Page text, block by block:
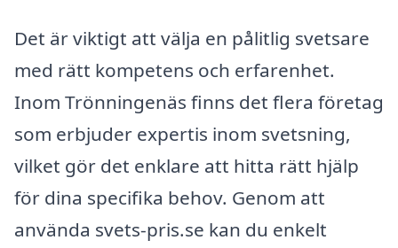
Det är viktigt att välja en pålitlig svetsare
med rätt kompetens och erfarenhet.
Inom Trönningenäs finns det flera företag
som erbjuder expertis inom svetsning,
vilket gör det enklare att hitta rätt hjälp
för dina specifika behov. Genom att
använda svets-pris.se kan du enkelt